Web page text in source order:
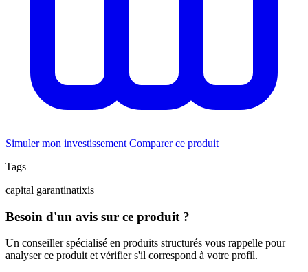
Simuler mon investissement Comparer ce produit
Tags
capital garantinatixis
Besoin d'un avis sur ce produit ?
Un conseiller spécialisé en produits structurés vous rappelle pour
analyser ce produit et vérifier s'il correspond à votre profil.